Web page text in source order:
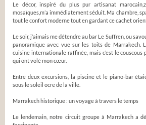
Le décor, inspiré du plus pur artisanat
mosaïques,m’a immédiatement séduit. Ma chambre,
tout le confort moderne tout en gardant ce cachet
Le soir, j’aimais me détendre au bar Le Suffren, ou
panoramique avec vue sur les toits de Marrakech.
cuisine internationale raffinée, mais c’est le
qui ont volé mon cœur.
Entre deux excursions, la piscine et le piano-bar
sous le soleil ocre de la ville.
Marrakech historique : un voyage à travers le temps
Le lendemain, notre circuit groupe à Marrakech a